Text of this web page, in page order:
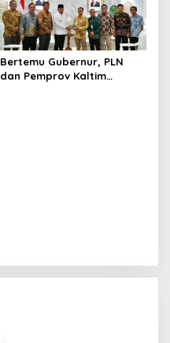
Bertemu Gubernur, PLN
dan Pemprov Kaltim